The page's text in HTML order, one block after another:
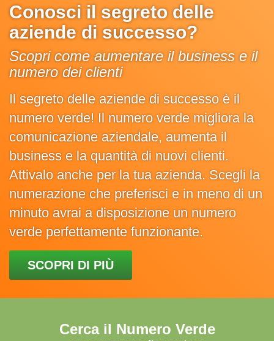
Conosci il segreto delle
aziende di successo?
Scopri come aumentare il business e il
numero dei clienti
Il segreto delle aziende di successo è il
numero verde! Il numero verde migliora la
comunicazione aziendale, aumenta il
business e la quantità di nuovi clienti.
Attivalo anche per la tua azienda. Scegli la
numerazione che preferisci e in meno di un
minuto avrai a disposizione un numero
verde perfettamente funzionante.
SCOPRI DI PIÙ
Cerca il Numero Verde